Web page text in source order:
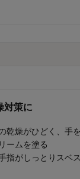
対策に
乾燥がひどく、手
ームを塗る
指がしっとりスベ